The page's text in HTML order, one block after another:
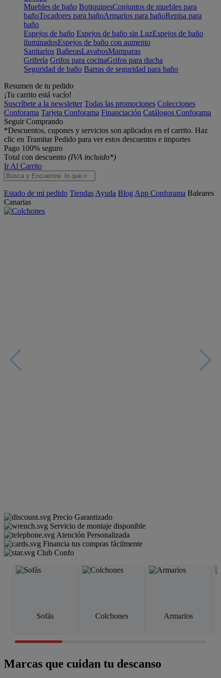
Muebles de baño BotiquinesConjuntos de muebles para
bañoTocadores para bañoArmarios para bañoRepisa para
baño
Espejos de baño Espejos de baño sin LuzEspejos de baño
iluminadosEspejos de baño con aumento
Sanitarios BañerasLavabosMamparas
Grifería Grifos para cocinaGrifos para ducha
Seguridad de baño Barras de seguridad para baño
Resumen de tu pedido
¡Tu carrito está vacío!
Suscríbete a la newsletter Todas las promociones Colecciones
Conforama Tarjeta Conforama Financiación Catálogos Conforama
Seguir Comprando
*Descuentos, cupones y servicios son aplicados en el carrito. Haz
clic en Tramitar Pedido para ver estos descuentos e importes
Pago 100% seguro
Total con descuento (IVA incluido*)
Ir Al Carrito
Estado de mi pedido Tiendas Ayuda Blog App Conforama Baleares
Canarias
Precio Garantizado
Servicio de montaje disponible
Atención Personalizada
Financia tus compras fácilmente
Club Confo
Sofás Colchones Armarios
Marcas que cuidan tu descanso